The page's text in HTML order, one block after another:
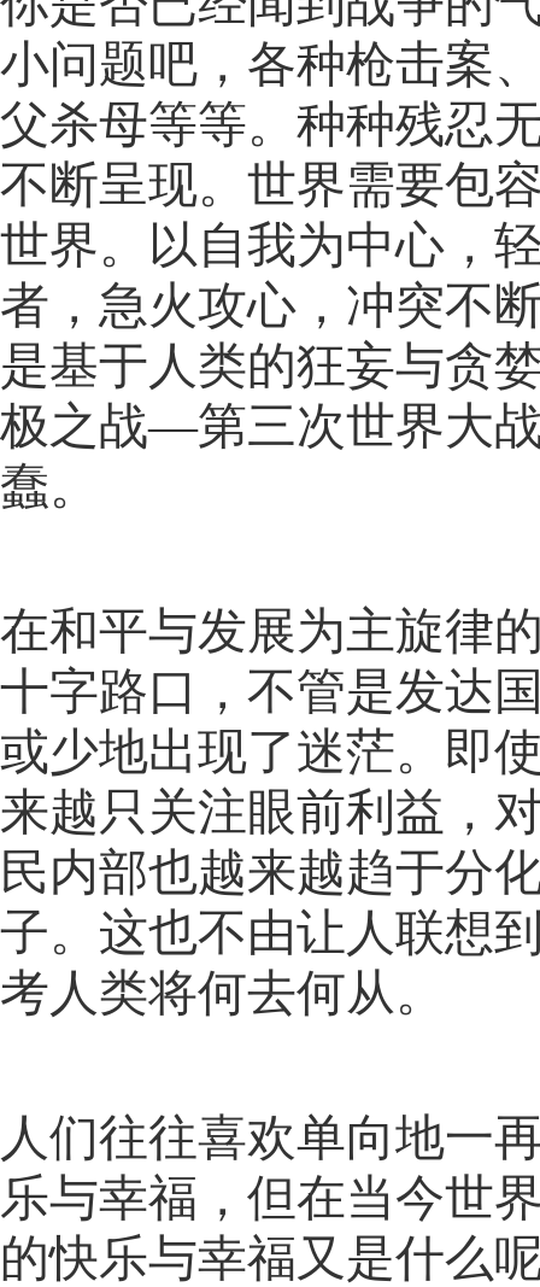
小问题吧，各种枪击案
父杀母等等。种种残忍
不断呈现。世界需要包
世界。以自我为中心，
者，急火攻心，冲突不
是基于人类的狂妄与贪
极之战—第三次世界大
蠢。
在和平与发展为主旋律
十字路口，不管是发达
或少地出现了迷茫。即
来越只关注眼前利益，
民内部也越来越趋于分
子。这也不由让人联想
考人类将何去何从。
人们往往喜欢单向地一
乐与幸福，但在当今世
的快乐与幸福又是什么